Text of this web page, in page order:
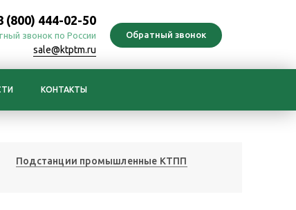
(800) 444-02-50
звонок по России
sale@ktptm.ru
КОНТАКТЫ
Подстанции промышленные КТПП